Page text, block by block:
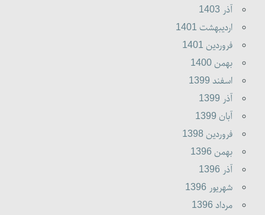
آذر 1403
ارديبهشت 1401
فروردين 1401
بهمن 1400
اسفند 1399
آذر 1399
آبان 1399
فروردين 1398
بهمن 1396
آذر 1396
شهريور 1396
مرداد 1396